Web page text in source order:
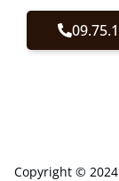
Copyright ©